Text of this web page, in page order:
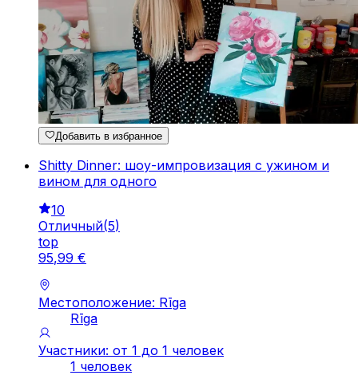
Добавить в избранное
Shitty Dinner: шоу-импровизация с ужином и
вином для одного
10
Отличный(5)
top
95,99 €
Местоположение: Rīga
Rīga
Участники: от 1 до 1 человек
1 человек